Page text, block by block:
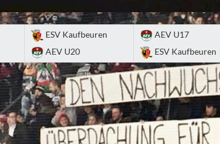
ESV Kaufbeuren
AEV U20
AEV U17
ESV Kaufbeuren